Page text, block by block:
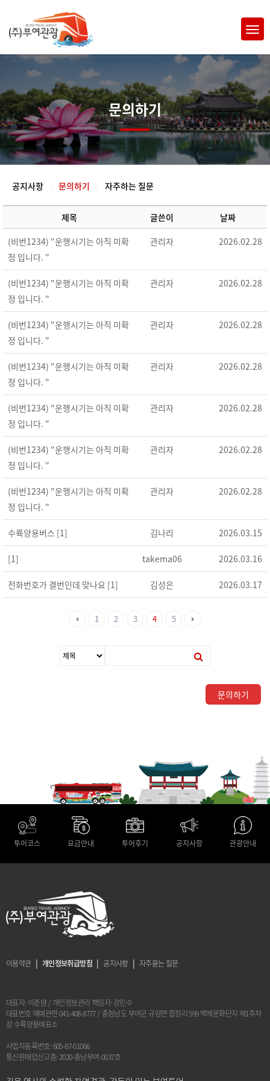
문의하기
공지사항 문의하기 자주하는 질문
제목 글쓴이
날짜
(비번1234) "운행시기는 아직 미확
정 입니다. "
관리자 2026.02.28
(비번1234) "운행시기는 아직 미확
정 입니다. "
관리자 2026.02.28
(비번1234) "운행시기는 아직 미확
정 입니다. "
관리자 2026.02.28
(비번1234) "운행시기는 아직 미확
정 입니다. "
관리자 2026.02.28
(비번1234) "운행시기는 아직 미확
정 입니다. "
관리자 2026.02.28
(비번1234) "운행시기는 아직 미확
정 입니다. "
관리자 2026.02.28
(비번1234) "운행시기는 아직 미확
정 입니다. "
관리자 2026.02.28
수륙양용버스 [1] 김나리 2026.03.15
[1] takema06 2026.03.16
전화번호가 결번인데 맞나요 [1] 김성은 2026.03.17
1 2 3 4 5
문의하기
투어코스 요금안내 투어후기 공지사항 관광안내
이용약관 | 개인정보취급방침 | 공지사항 | 자주묻는 질문
대표자: 이준암/개인정보관리 책임자: 강민수
대표번호 예매관련 041-408-8777/ 충청남도 부여군 규암면 합정리 599 백제문화단지 제1주차
장 수륙양용매표소
사업자등록번호: 605-87-01066
통신판매업신고증: 2020-충남부여-0037호